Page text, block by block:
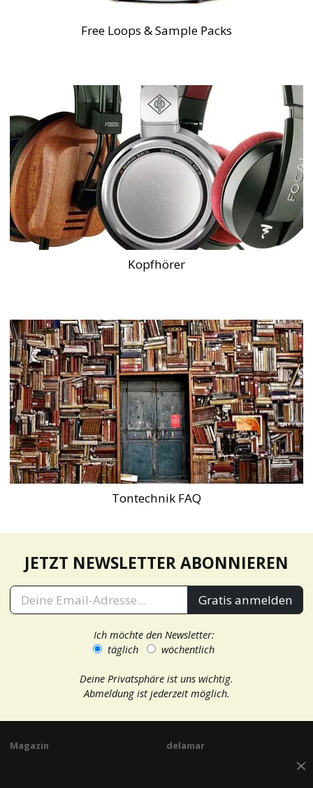
Free Loops & Sample Packs
Kopfhörer
Tontechnik FAQ
JETZT NEWSLETTER ABONNIEREN
Gratis anmelden
Ich möchte den Newsletter:
täglich
wöchentlich
Deine Privatsphäre ist uns wichtig.
Abmeldung ist jederzeit möglich.
Magazin
delamar